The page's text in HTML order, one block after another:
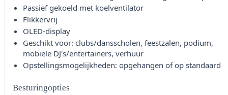
Passief gekoeld met koelventilator
Flikkervrij
OLED-display
Geschikt voor: clubs/dansscholen, feestzalen, podium,
mobiele DJ's/entertainers, verhuur
Opstellingsmogelijkheden: opgehangen of op standaard
Besturingopties